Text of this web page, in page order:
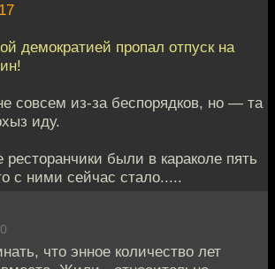
демократией пропал отпуск на
совсем из-за беспорядков, но — та
иду.
были в караколе пять
с ними сейчас стало.....
что энное количество лет